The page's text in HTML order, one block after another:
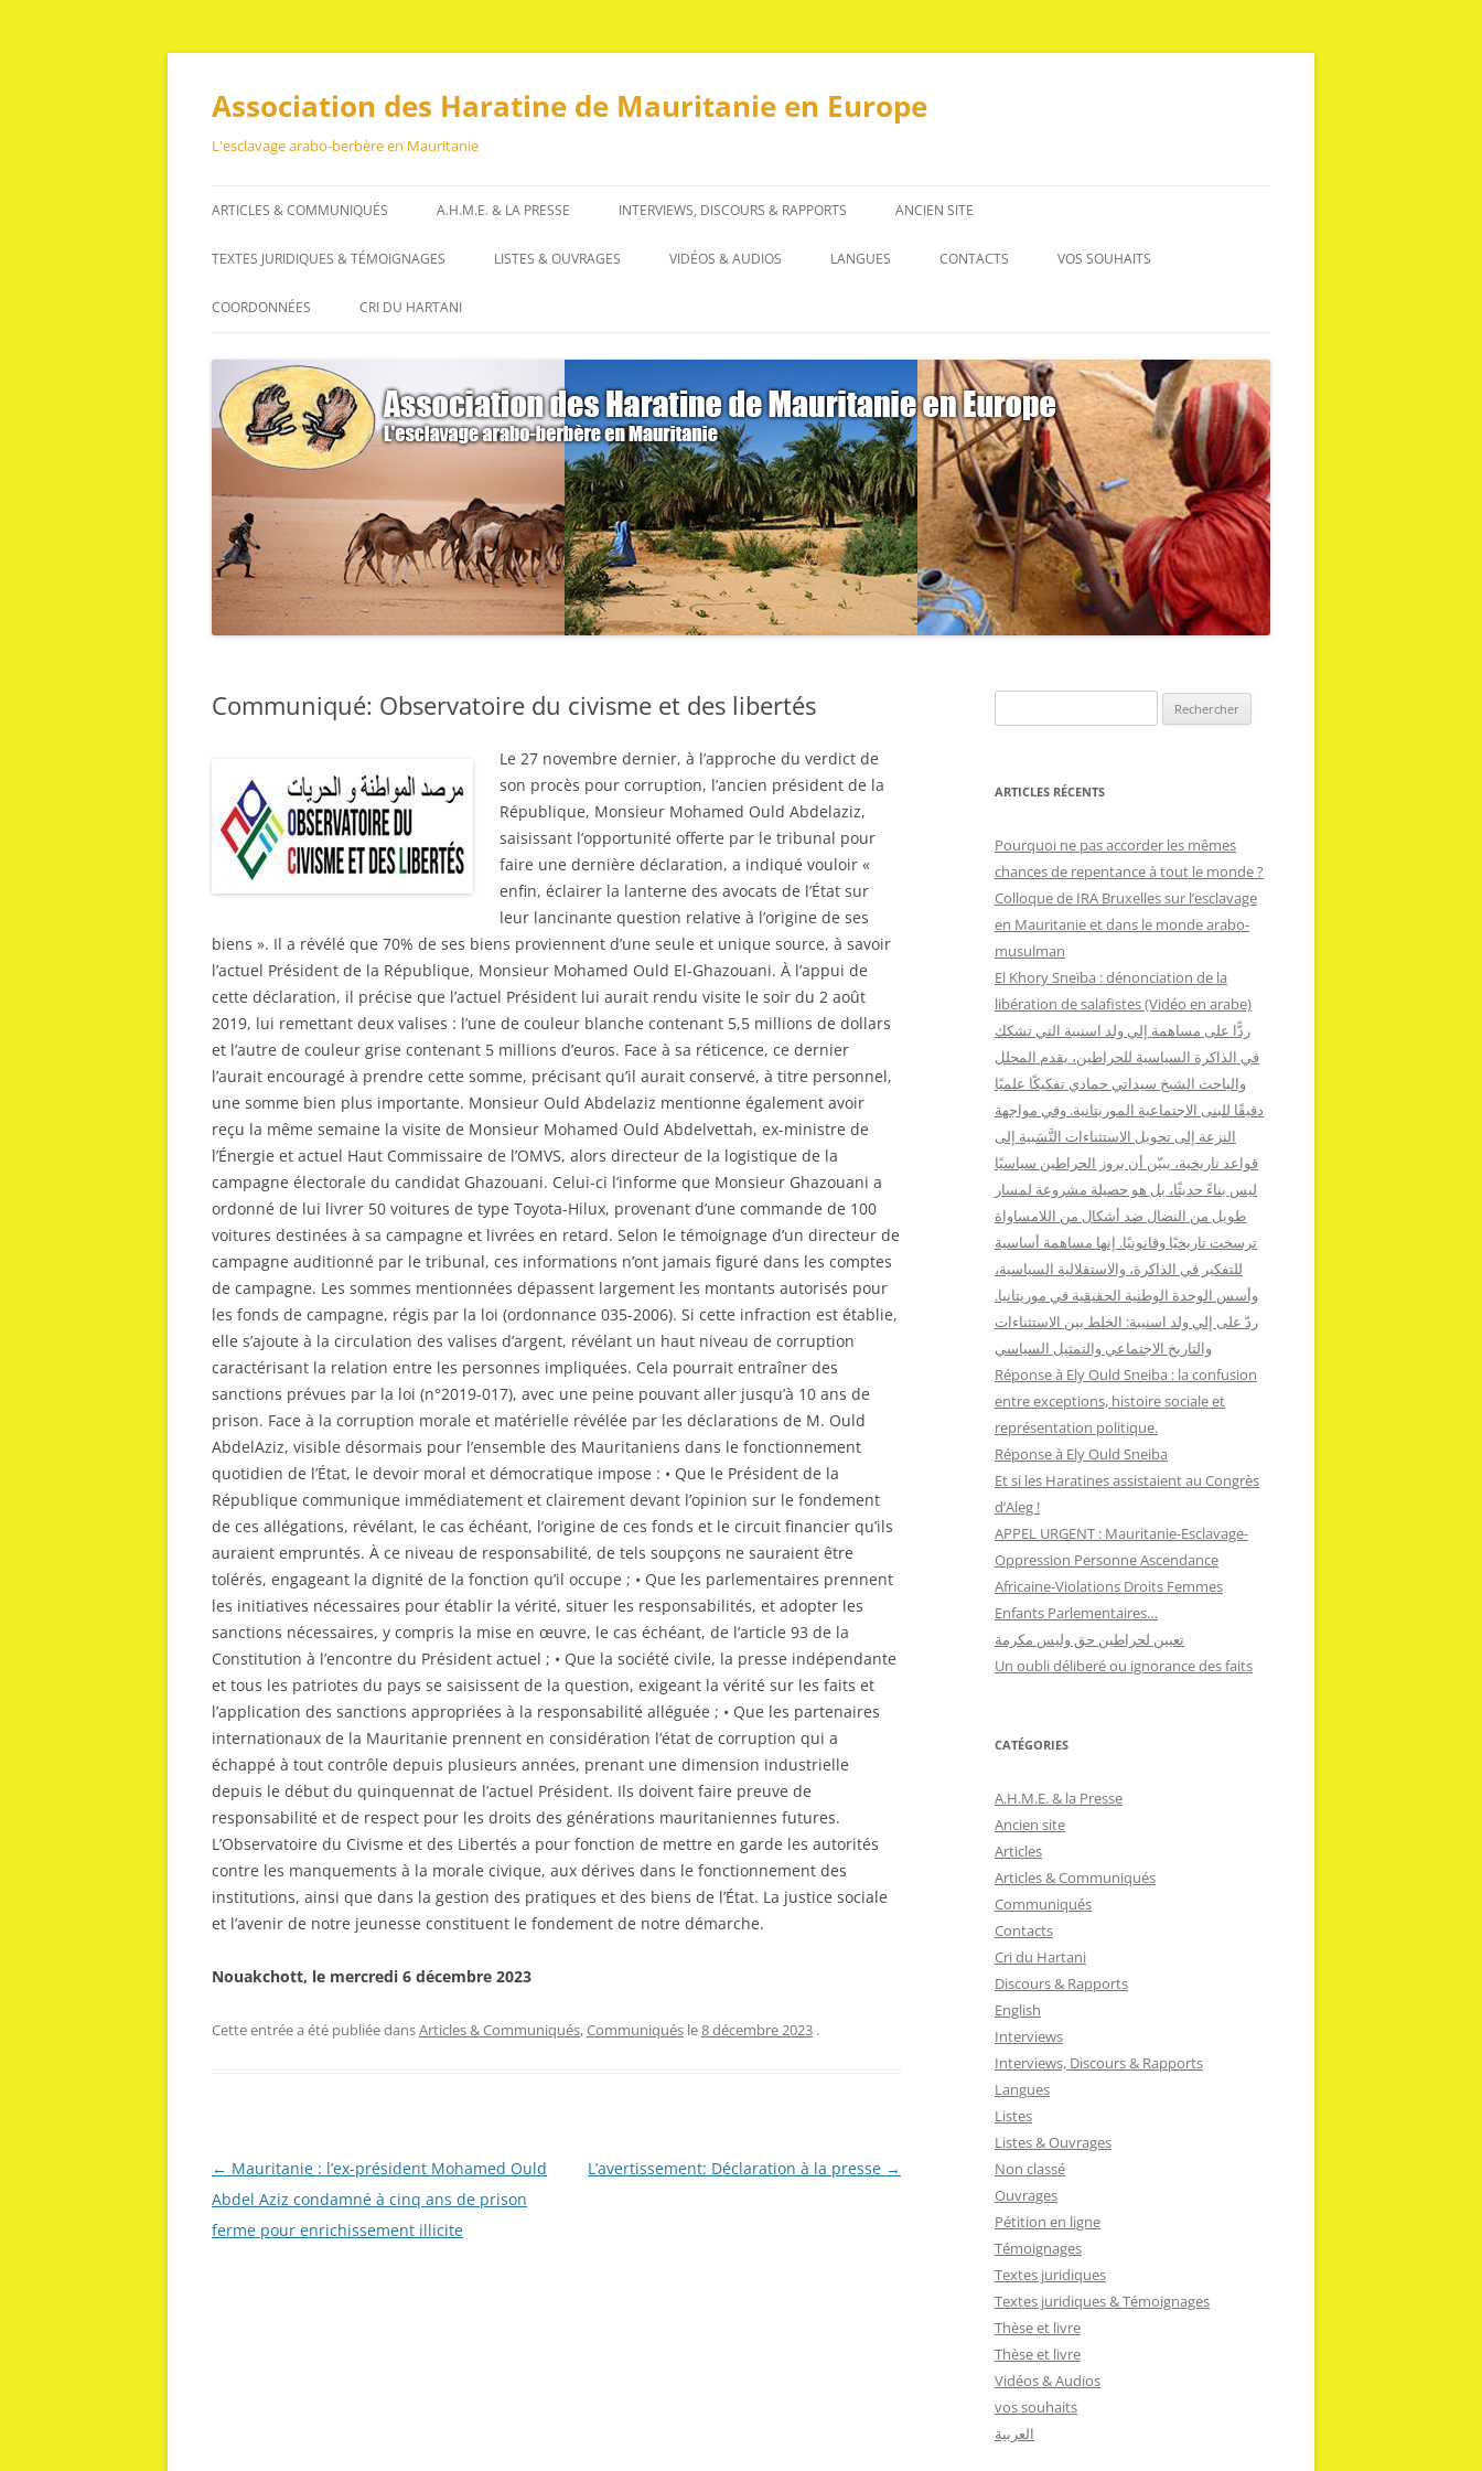
Aller
contenu
Association des Haratine de Mauritanie en Europe
L'esclavage arabo-berbère en Mauritanie
ARTICLES & COMMUNIQUÉS
ARTICLES
COMMUNIQUÉS
A.H.M.E. & LA PRESSE INTERVIEWS, DISCOURS & RAPPORTS
INTERVIEWS
ANCIEN SITE
TEXTES JURIDIQUES & TÉMOIGNAGES
TEXTES JURIDIQUES
LISTES & OUVRAGES VIDÉOS & AUDIOS LANGUES CONTACTS VOS SOUHAITS
COORDONNÉES CRI DU HARTANI
Communiqué: Observatoire du civisme et des libertés
Le 27 novembre dernier, à l’approche du verdict de
son procès pour corruption, l’ancien président de la
République, Monsieur Mohamed Ould Abdelaziz,
saisissant l’opportunité offerte par le tribunal pour
faire une dernière déclaration, a indiqué vouloir «
enfin, éclairer la lanterne des avocats de l’État sur
leur lancinante question relative à l’origine de ses
biens ». Il a révélé que 70% de ses biens proviennent d’une seule et unique source, à savoir
l’actuel Président de la République, Monsieur Mohamed Ould El-Ghazouani. À l’appui de
cette déclaration, il précise que l’actuel Président lui aurait rendu visite le soir du 2 août
2019, lui remettant deux valises : l’une de couleur blanche contenant 5,5 millions de dollars
et l’autre de couleur grise contenant 5 millions d’euros. Face à sa réticence, ce dernier
l’aurait encouragé à prendre cette somme, précisant qu’il aurait conservé, à titre personnel,
une somme bien plus importante. Monsieur Ould Abdelaziz mentionne également avoir
reçu la même semaine la visite de Monsieur Mohamed Ould Abdelvettah, ex-ministre de
l’Énergie et actuel Haut Commissaire de l’OMVS, alors directeur de la logistique de la
campagne électorale du candidat Ghazouani. Celui-ci l’informe que Monsieur Ghazouani a
ordonné de lui livrer 50 voitures de type Toyota-Hilux, provenant d’une commande de 100
voitures destinées à sa campagne et livrées en retard. Selon le témoignage d’un directeur de
campagne auditionné par le tribunal, ces informations n’ont jamais figuré dans les comptes
de campagne. Les sommes mentionnées dépassent largement les montants autorisés pour
les fonds de campagne, régis par la loi (ordonnance 035-2006). Si cette infraction est établie,
elle s’ajoute à la circulation des valises d’argent, révélant un haut niveau de corruption
caractérisant la relation entre les personnes impliquées. Cela pourrait entraîner des
sanctions prévues par la loi (n°2019-017), avec une peine pouvant aller jusqu’à 10 ans de
prison. Face à la corruption morale et matérielle révélée par les déclarations de M. Ould
AbdelAziz, visible désormais pour l’ensemble des Mauritaniens dans le fonctionnement
quotidien de l’État, le devoir moral et démocratique impose : • Que le Président de la
République communique immédiatement et clairement devant l’opinion sur le fondement
de ces allégations, révélant, le cas échéant, l’origine de ces fonds et le circuit financier qu’ils
auraient empruntés. À ce niveau de responsabilité, de tels soupçons ne sauraient être
tolérés, engageant la dignité de la fonction qu’il occupe ; • Que les parlementaires prennent
les initiatives nécessaires pour établir la vérité, situer les responsabilités, et adopter les
sanctions nécessaires, y compris la mise en œuvre, le cas échéant, de l’article 93 de la
Constitution à l’encontre du Président actuel ; • Que la société civile, la presse indépendante
et tous les patriotes du pays se saisissent de la question, exigeant la vérité sur les faits et
l’application des sanctions appropriées à la responsabilité alléguée ; • Que les partenaires
internationaux de la Mauritanie prennent en considération l’état de corruption qui a
échappé à tout contrôle depuis plusieurs années, prenant une dimension industrielle
depuis le début du quinquennat de l’actuel Président. Ils doivent faire preuve de
responsabilité et de respect pour les droits des générations mauritaniennes futures.
L’Observatoire du Civisme et des Libertés a pour fonction de mettre en garde les autorités
contre les manquements à la morale civique, aux dérives dans le fonctionnement des
institutions, ainsi que dans la gestion des pratiques et des biens de l’État. La justice sociale
et l’avenir de notre jeunesse constituent le fondement de notre démarche.
Nouakchott, le mercredi 6 décembre 2023
Cette entrée a été publiée dansArticles & Communiqués,Communiqués le8 décembre 2023 .
Navigation
des
articles
← Mauritanie : l’ex-président Mohamed Ould
Abdel Aziz condamné à cinq ans de prison
ferme pour enrichissement illicite
L’avertissement: Déclaration à la presse →
e
h
r
h
:
ARTICLES RÉCENTS
Pourquoi ne pas accorder les mêmes
chances de repentance à tout le monde ?
Colloque de IRA Bruxelles sur l’esclavage
en Mauritanie et dans le monde arabo-
musulman
El Khory Sneïba : dénonciation de la
libération de salafistes (Vidéo en arabe)
ردًّا على مساهمة إلي ولد اسنيبة التي تشكك
في الذاكرة السياسية للحراطين، يقدم المحلل
والباحث الشيخ سيداتي حمادي تفكيكًا علميًا
دقيقًا للبنى الاجتماعية الموريتانية. وفي مواجهة
النزعة إلى تحويل الاستثناءات النَّسَبية إلى
قواعد تاريخية، يبيّن أن بروز الحراطين سياسيًا
ليس بناءً حديثًا، بل هو حصيلة مشروعة لمسار
طويل من النضال ضد أشكال من اللامساواة
ترسخت تاريخيًا وقانونيًا. إنها مساهمة أساسية
للتفكير في الذاكرة، والاستقلالية السياسية،
وأسس الوحدة الوطنية الحقيقية في موريتانيا.
ردّ على إلي ولد اسنيبة: الخلط بين الاستثناءات
والتاريخ الاجتماعي والتمثيل السياسي
Réponse à Ely Ould Sneiba : la confusion
entre exceptions, histoire sociale et
représentation politique.
Réponse à Ely Ould Sneiba
Et si les Haratines assistaient au Congrès
d’Aleg !
APPEL URGENT : Mauritanie-Esclavage-
Oppression Personne Ascendance
Africaine-Violations Droits Femmes
Enfants Parlementaires…
تعيين لحراطين حق وليس مكرمة
Un oubli déliberé ou ignorance des faits
CATÉGORIES
A.H.M.E. & la Presse
Ancien site
Articles
Articles & Communiqués
Communiqués
Contacts
Cri du Hartani
Discours & Rapports
English
Interviews
Interviews, Discours & Rapports
Langues
Listes
Listes & Ouvrages
Non classé
Ouvrages
Pétition en ligne
Témoignages
Textes juridiques
Textes juridiques & Témoignages
Thèse et livre
Thèse et livre
Vidéos & Audios
vos souhaits
العربية